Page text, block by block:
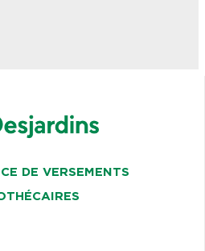
DE VERSEMENTS